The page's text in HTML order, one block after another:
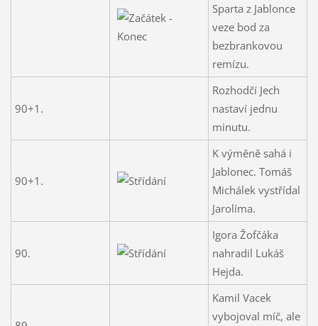
Sparta z Jablonce
veze bod za
bezbrankovou
remízu.
90+1.
Rozhodčí Jech
nastaví jednu
minutu.
90+1.
K výměně sahá i
Jablonec. Tomáš
Michálek vystřídal
Jarolíma.
90.
Igora Žofčáka
nahradil Lukáš
Hejda.
Kamil Vacek
vybojoval míč, ale